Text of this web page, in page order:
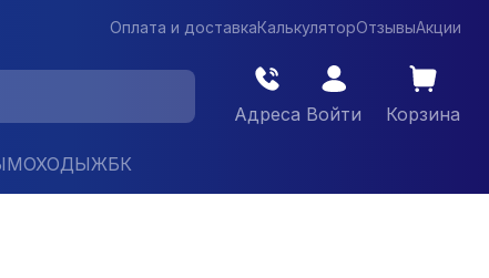
Оплата и доставкаКалькуляторОтзывыАкции
Адреса Войти Корзина
ЖБК